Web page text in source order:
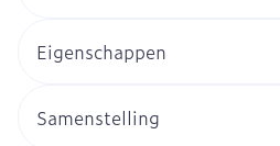
Eigenschappen
Samenstelling